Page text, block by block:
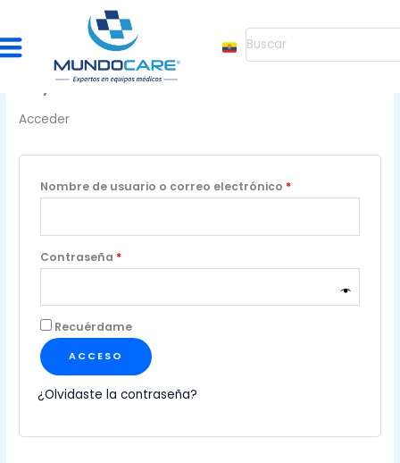
contenido
Search
My account
Acceder
Nombre de usuario o correo electrónico *
Contraseña *
Recuérdame
ACCESO
¿Olvidaste la contraseña?